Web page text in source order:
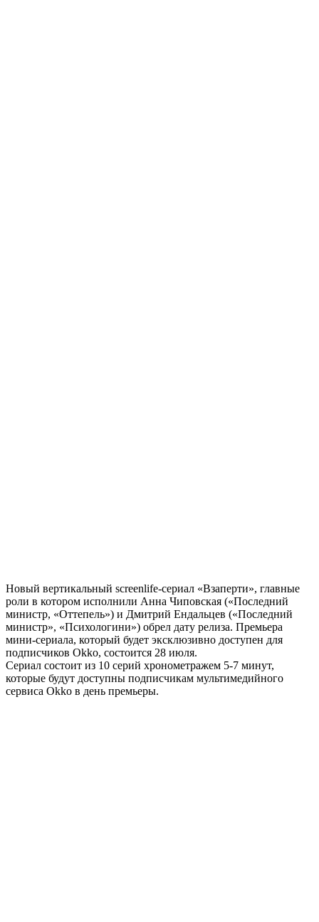
Новый вертикальный screenlife-сериал «Взаперти», главные
роли в котором исполнили Анна Чиповская («Последний
министр, «Оттепель») и Дмитрий Ендальцев («Последний
министр», «Психологини») обрел дату релиза. Премьера
мини-сериала, который будет эксклюзивно доступен для
подписчиков Okko, состоится 28 июля.
Сериал состоит из 10 серий хронометражем 5-7 минут,
которые будут доступны подписчикам мультимедийного
сервиса Okko в день премьеры.